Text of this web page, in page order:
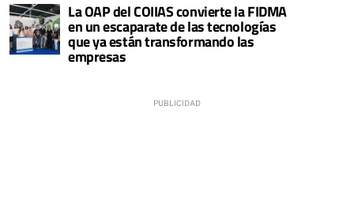
La OAP del COIIAS convierte la FIDMA
en un escaparate de las tecnologías
que ya están transformando las
empresas